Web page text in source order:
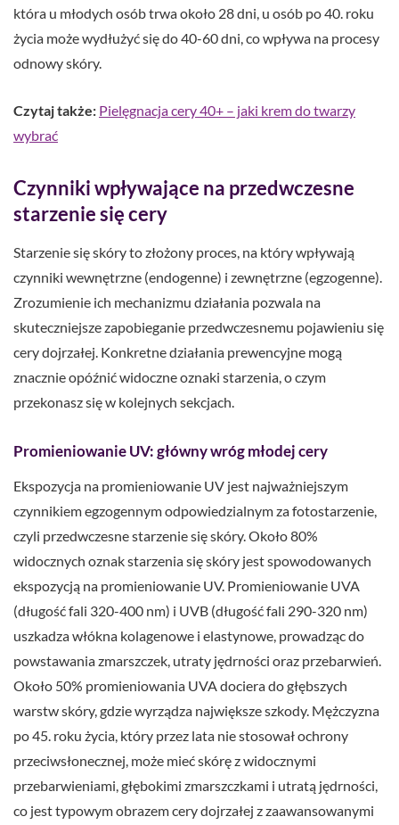
która u młodych osób trwa około 28 dni, u osób po 40. roku
życia może wydłużyć się do 40-60 dni, co wpływa na procesy
odnowy skóry.
Czytaj także: Pielęgnacja cery 40+ – jaki krem do twarzy
wybrać
Czynniki wpływające na przedwczesne
starzenie się cery
Starzenie się skóry to złożony proces, na który wpływają
czynniki wewnętrzne (endogenne) i zewnętrzne (egzogenne).
Zrozumienie ich mechanizmu działania pozwala na
skuteczniejsze zapobieganie przedwczesnemu pojawieniu się
cery dojrzałej. Konkretne działania prewencyjne mogą
znacznie opóźnić widoczne oznaki starzenia, o czym
przekonasz się w kolejnych sekcjach.
Promieniowanie UV: główny wróg młodej cery
Ekspozycja na promieniowanie UV jest najważniejszym
czynnikiem egzogennym odpowiedzialnym za fotostarzenie,
czyli przedwczesne starzenie się skóry. Około 80%
widocznych oznak starzenia się skóry jest spowodowanych
ekspozycją na promieniowanie UV. Promieniowanie UVA
(długość fali 320-400 nm) i UVB (długość fali 290-320 nm)
uszkadza włókna kolagenowe i elastynowe, prowadząc do
powstawania zmarszczek, utraty jędrności oraz przebarwień.
Około 50% promieniowania UVA dociera do głębszych
warstw skóry, gdzie wyrządza największe szkody. Mężczyzna
po 45. roku życia, który przez lata nie stosował ochrony
przeciwsłonecznej, może mieć skórę z widocznymi
przebarwieniami, głębokimi zmarszczkami i utratą jędrności,
co jest typowym obrazem cery dojrzałej z zaawansowanymi